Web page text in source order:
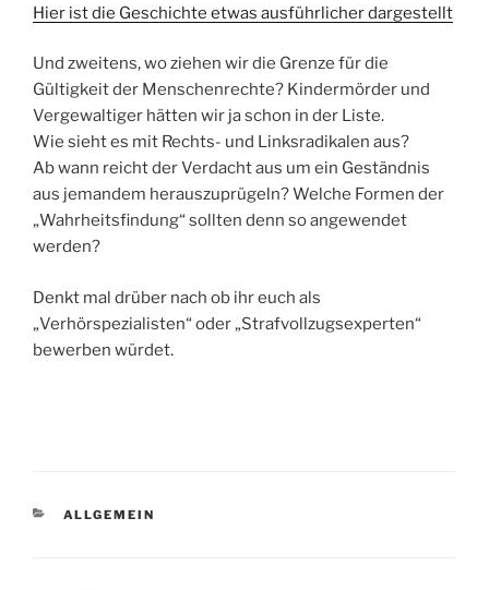
Hier ist die Geschichte etwas ausführlicher dargestellt
Und zweitens, wo ziehen wir die Grenze für die
Gültigkeit der Menschenrechte? Kindermörder und
Vergewaltiger hätten wir ja schon in der Liste.
Wie sieht es mit Rechts- und Linksradikalen aus?
Ab wann reicht der Verdacht aus um ein Geständnis
aus jemandem herauszuprügeln? Welche Formen der
„Wahrheitsfindung“ sollten denn so angewendet
werden?
Denkt mal drüber nach ob ihr euch als
„Verhörspezialisten“ oder „Strafvollzugsexperten“
bewerben würdet.
KATEGORIEN
ALLGEMEIN